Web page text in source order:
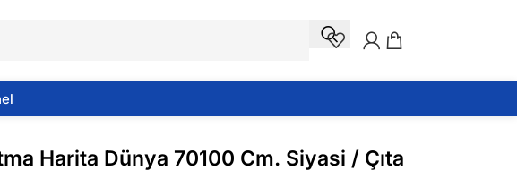
Harita Dünya 70100 Cm. Siyasi / Çıta